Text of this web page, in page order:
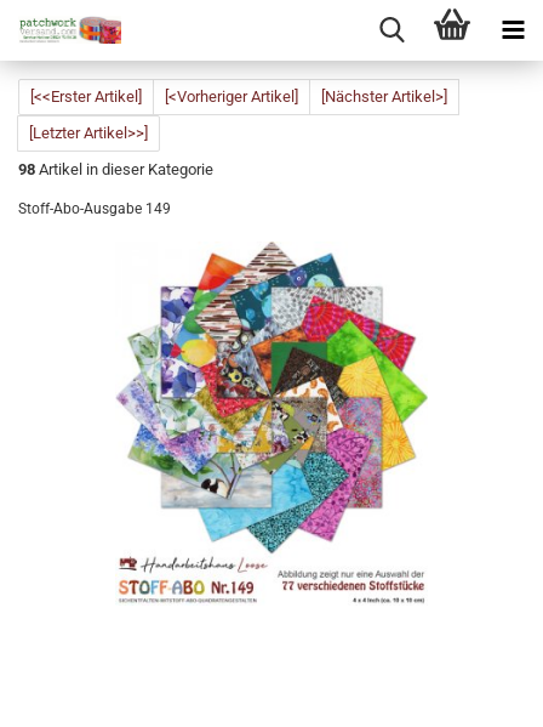
[<<Erster Artikel] [<Vorheriger Artikel]
[Nächster Artikel>]
[Letzter Artikel>>]
98 Artikel in dieser Kategorie
Stoff-Abo-Ausgabe 149